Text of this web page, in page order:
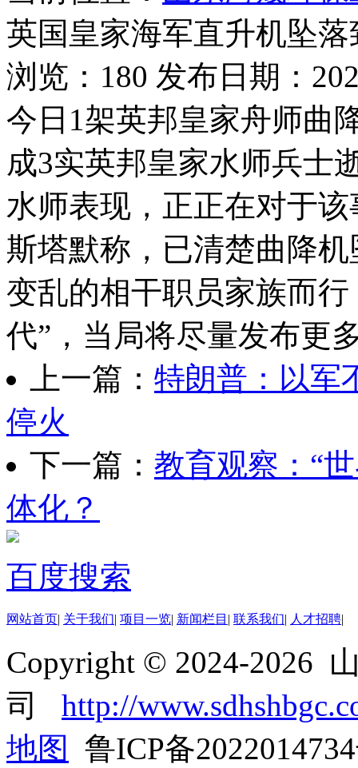
英国皇家海军直升机坠
浏览：180 发布日期：
今日1架英邦皇家舟师曲
成3实英邦皇家水师兵
水师表现，正正在对于
斯塔默称，已清楚曲降
变乱的相干职员家族而
代”，当局将尽量发布更
上一篇： 特朗普：以军
停火
下一篇： 教育观察：“
体化？
百度搜索
网站首页| 关于我们| 项目一览| 新闻栏目 | 联系我们| 人才招聘|
Copyright © 2024-2026
司 http://
地图
鲁ICP备